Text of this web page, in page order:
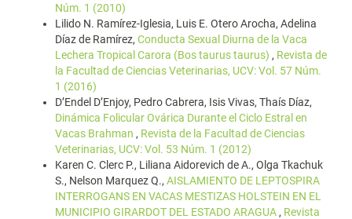
Núm. 1 (2010)
Lilido N. Ramírez-Iglesia, Luis E. Otero Arocha, Adelina
Díaz de Ramírez, Conducta Sexual Diurna de la Vaca
Lechera Tropical Carora (Bos taurus taurus) , Revista de
la Facultad de Ciencias Veterinarias, UCV: Vol. 57 Núm.
1 (2016)
D’Endel D’Enjoy, Pedro Cabrera, Isis Vivas, Thaís Díaz,
Dinámica Folicular Ovárica Durante el Ciclo Estral en
Vacas Brahman , Revista de la Facultad de Ciencias
Veterinarias, UCV: Vol. 53 Núm. 1 (2012)
Karen C. Clerc P., Liliana Aidorevich de A., Olga Tkachuk
S., Nelson Marquez Q., AISLAMIENTO DE LEPTOSPIRA
INTERROGANS EN VACAS MESTIZAS HOLSTEIN EN EL
MUNICIPIO GIRARDOT DEL ESTADO ARAGUA , Revista